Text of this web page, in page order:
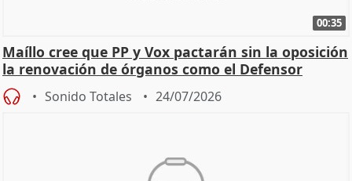
00:35
Maíllo cree que PP y Vox pactarán sin la oposición
la renovación de órganos como el Defensor
Sonido Totales 24/07/2026